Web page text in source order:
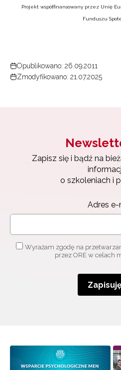
Projekt współfinansowany przez Unię
Funduszu
Opublikowano: 26.09.2011
Zmodyfikowano: 21.07.2025
Zapisz się i bądź na
o szkoleniach i
Adres e-
Wyrażam zgodę na
przez ORE w celach